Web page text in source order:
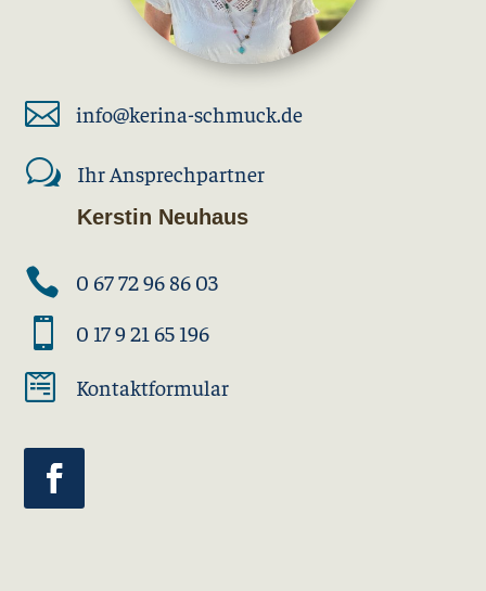
 info@kerina-schmuck.de
w Ihr Ansprechpartner
Kerstin Neuhaus
 0 67 72 96 86 03
 0 17 9 21 65 196
 Kontaktformular